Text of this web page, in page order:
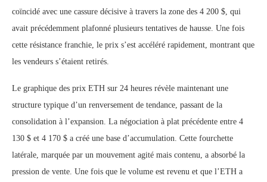
coïncidé avec une cassure décisive à travers la zone des 4 200 $, qui
avait précédemment plafonné plusieurs tentatives de hausse. Une fois
cette résistance franchie, le prix s’est accéléré rapidement, montrant que
les vendeurs s’étaient retirés.
Le graphique des prix ETH sur 24 heures révèle maintenant une
structure typique d’un renversement de tendance, passant de la
consolidation à l’expansion. La négociation à plat précédente entre 4
130 $ et 4 170 $ a créé une base d’accumulation. Cette fourchette
latérale, marquée par un mouvement agité mais contenu, a absorbé la
pression de vente. Une fois que le volume est revenu et que l’ETH a